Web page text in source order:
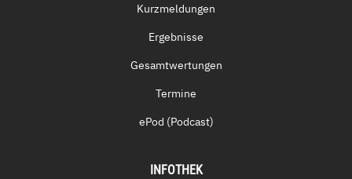
Kurzmeldungen
Ergebnisse
Gesamtwertungen
Termine
ePod (Podcast)
INFOTHEK